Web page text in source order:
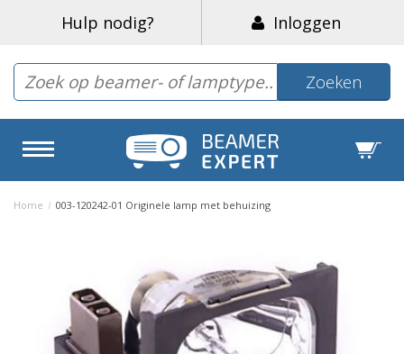
Hulp nodig? Inloggen
Zoeken
Home / 003-120242-01 Originele lamp met behuizing